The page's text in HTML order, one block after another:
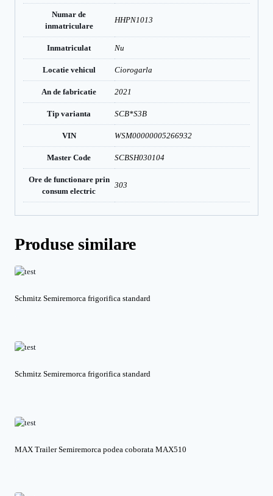
Numar de
inmatriculare
HHPN1013
Inmatriculat Nu
Locatie vehicul Ciorogarla
An de fabricatie 2021
Tip varianta SCB*S3B
VIN WSM00000005266932
Master Code SCBSH030104
Ore de functionare prin
consum electric
303
Produse similare
Schmitz Semiremorca frigorifica standard
Schmitz Semiremorca frigorifica standard
MAX Trailer Semiremorca podea coborata MAX510